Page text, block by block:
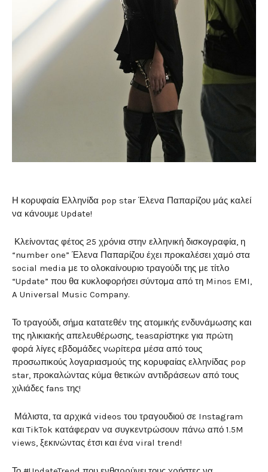
Η κορυφαία Ελληνίδα pop star Έλενα Παπαρίζου μάς καλεί
να κάνουμε Update!
Κλείνοντας φέτος 25 χρόνια στην ελληνική δισκογραφία, η
“number one” Έλενα Παπαρίζου έχει προκαλέσει χαμό στα
social media με το ολοκαίνουριο τραγούδι της με τίτλο
“Update” που θα κυκλοφορήσει σύντομα από τη Minos EMI,
A Universal Music Company.
Το τραγούδι, σήμα κατατεθέν της ατομικής ενδυνάμωσης και
της ηλικιακής απελευθέρωσης, teasαρίστηκε για πρώτη
φορά λίγες εβδομάδες νωρίτερα μέσα από τους
προσωπικούς λογαριασμούς της κορυφαίας ελληνίδας pop
star, προκαλώντας κύμα θετικών αντιδράσεων από τους
χιλιάδες fans της!
Μάλιστα, τα αρχικά videos του τραγουδιού σε Instagram
και TikTok κατάφεραν να συγκεντρώσουν πάνω από 1.5M
views, ξεκινώντας έτσι και ένα viral trend!